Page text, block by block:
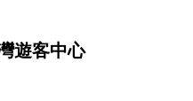
遊客中心